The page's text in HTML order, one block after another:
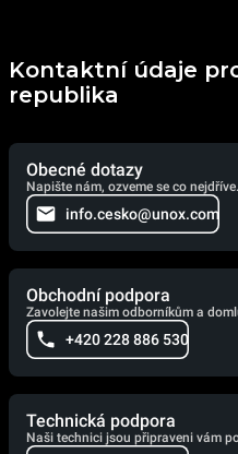
Kontaktní údaje
republika
Obecné dotazy
Napište nám, ozveme se co nejdříve.
info.cesko@unox.com
Obchodní podpora
Zavolejte našim odborníkům a
+420 228 886 530
Technická podpora
Naši technici jsou připraveni vám